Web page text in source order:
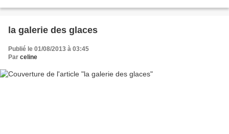
la galerie des glaces
Publié le 01/08/2013 à 03:45
Par celine